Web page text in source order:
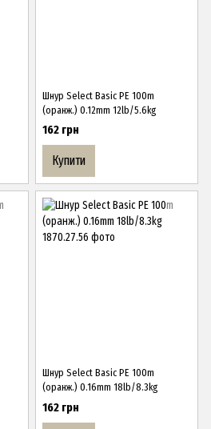
Шнур Select Basic PE 100m
(оранж.) 0.12mm 12lb/5.6kg
162 грн
Купити
Шнур Select Basic PE 100m
(оранж.) 0.16mm 18lb/8.3kg
162 грн